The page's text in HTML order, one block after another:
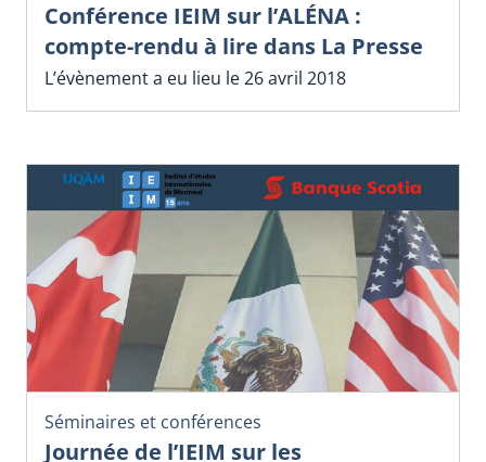
Conférence IEIM sur l’ALÉNA :
compte-rendu à lire dans La Presse
L’évènement a eu lieu le 26 avril 2018
Séminaires et conférences
Journée de l’IEIM sur les